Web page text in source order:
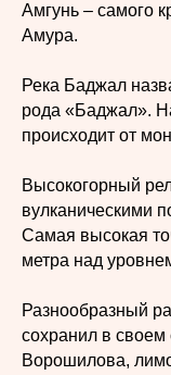
Амгунь – самого
Амура.
Река Баджал
рода «Баджал».
происходит от
Высокогорный
вулканическими
Самая высокая
метра над
Разнообразный
сохранил в своем
Ворошилова,